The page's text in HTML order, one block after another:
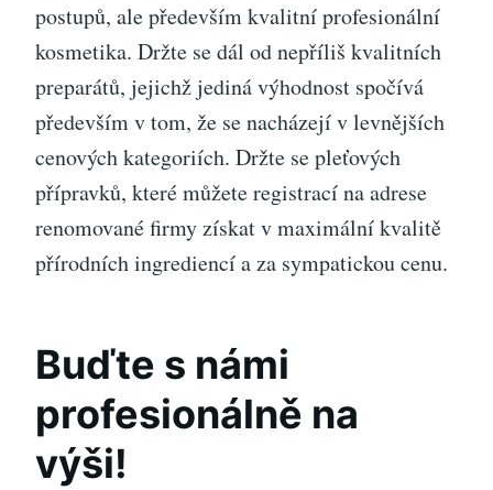
postupů, ale především kvalitníprofesionální
kosmetika. Držte se dál od nepříliš kvalitních
preparátů, jejichž jediná výhodnost spočívá
především v tom, že se nacházejí v levnějších
cenových kategoriích. Držte se pleťových
přípravků, které můžete registrací na adrese
renomované firmy získat v maximální kvalitě
přírodních ingrediencí a za sympatickou cenu.
Buďte s námi
profesionálně na
výši!